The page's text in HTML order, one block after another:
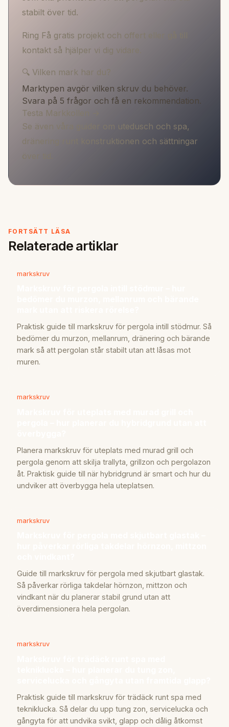
stabilt över tid.
Ring Få gratis projekt och offert eller gå till
kontaktså hjälper vi dig vidare.
🔍 Vilken mark har du?
Marktypen avgör vilken skruv du behöver.
Svara på 5 frågor och få en rekommendation.
Testa Markkollen →
Se även våra guider om
utedusch och spa,
dränering runt konstruktionen och sättningar
över tid
FORTSÄTT LÄSA
Relaterade artiklar
markskruv
Praktisk guide till markskruv för pergola intill stödmur. Så
bedömer du murzon, mellanrum, dränering och bärande
mark så att pergolan står stabilt utan att låsas mot
muren.
markskruv
Planera markskruv för uteplats med murad grill och
pergola genom att skilja trallyta, grillzon och pergolazon
åt. Praktisk guide till när hybridgrund är smart och hur du
undviker att överbygga hela uteplatsen.
markskruv
Guide till markskruv för pergola med skjutbart glastak.
Så påverkar rörliga takdelar hörnzon, mittzon och
vindkant när du planerar stabil grund utan att
överdimensionera hela pergolan.
markskruv
Praktisk guide till markskruv för trädäck runt spa med
tekniklucka. Så delar du upp tung zon, servicelucka och
gångyta för att undvika svikt, glapp och dålig åtkomst